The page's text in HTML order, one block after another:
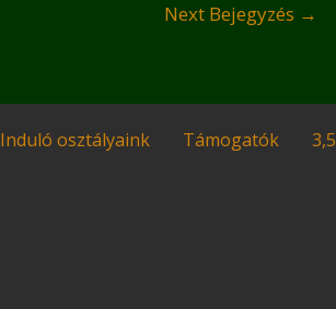
Next Bejegyzés →
Induló osztályaink Támogatók